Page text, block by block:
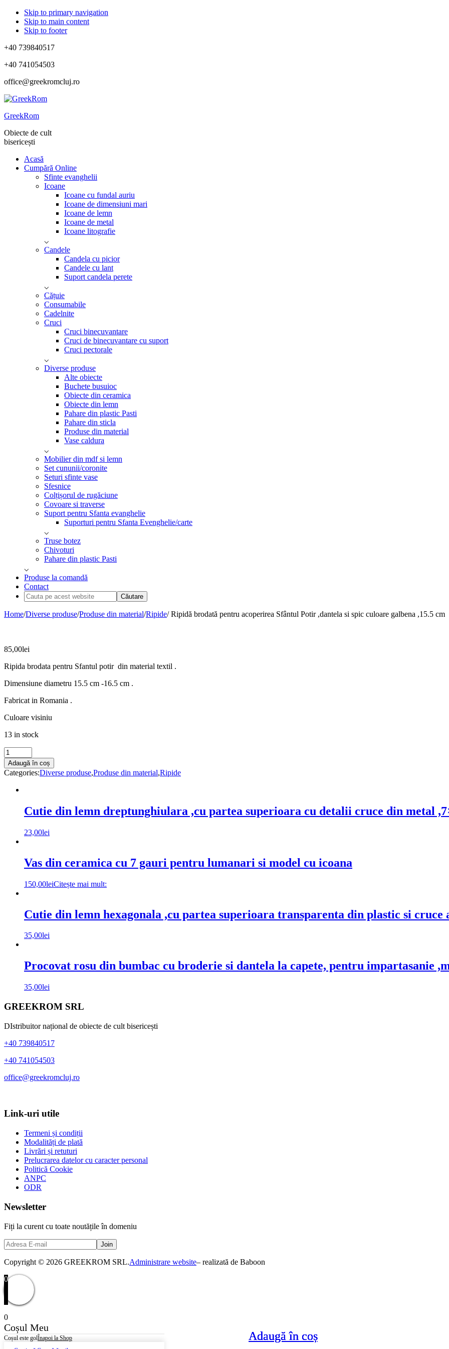
Skip to primary navigation
Skip to main content
Skip to footer
+40 739840517
+40 741054503
office@greekromcluj.ro
GreekRom
Obiecte de cult
bisericești
Acasă
Cumpără Online
Sfinte evanghelii
Icoane
Icoane cu fundal auriu
Icoane de dimensiuni mari
Icoane de lemn
Icoane de metal
Icoane litografie
Candele
Candela cu picior
Candele cu lant
Suport candela perete
Cățuie
Consumabile
Cadelnite
Cruci
Cruci binecuvantare
Cruci de binecuvantare cu suport
Cruci pectorale
Diverse produse
Alte obiecte
Buchete busuioc
Obiecte din ceramica
Obiecte din lemn
Pahare din plastic Pasti
Pahare din sticla
Produse din material
Vase caldura
Mobilier din mdf si lemn
Set cununii/coronite
Seturi sfinte vase
Sfesnice
Colțișorul de rugăciune
Covoare si traverse
Suport pentru Sfanta evanghelie
Suporturi pentru Sfanta Evenghelie/carte
Truse botez
Chivoturi
Pahare din plastic Pasti
Produse la comandă
Contact
Cauta
pe
acest
Home/Diverse produse/Produse din material/Ripide/ Ripidă brodată pentru acoperirea Sfântul Potir ,dantela si spic culoare galbena ,15.5 cm
85,00lei
Ripida brodata pentru Sfantul potir din material textil .
Dimensiune diametru 15.5 cm -16.5 cm .
Fabricat in Romania .
Culoare visiniu
13 in stock
Ripidă
brodată
pentru
acoperirea
Sfântul
,dantela
culoare
galbena
quantity
Adaugă în coș
Categories:Diverse produse,Produse din material,Ripide
Cutie din lemn dreptunghiulara ,cu partea superioara cu detalii cruce din metal
23,00lei
Adaugă în coș
Vas din ceramica cu 7 gauri pentru lumanari si model cu icoana
150,00leiCitește mai mult:
Cutie din lemn hexagonala ,cu partea superioara transparenta din plastic si cruce
35,00lei
Adaugă în coș
Procovat rosu din bumbac cu broderie si dantela la capete, pentru impartasanie
35,00lei
Adaugă în coș
Bara
Footer
GREEKROM SRL
DIstribuitor național de obiecte de cult bisericești
+40 739840517
+40 741054503
office@greekromcluj.ro
Link-uri utile
Termeni și condiții
Modalități de plată
Livrări și retuturi
Prelucrarea datelor cu caracter personal
Politică Cookie
ANPC
ODR
Newsletter
Fiți la curent cu toate noutățile în domeniu
Copyright © 2026 GREEKROM SRL.Administrare website– realizată de Baboon
0
0
Coșul Meu
Coșul este golÎnapoi la Shop